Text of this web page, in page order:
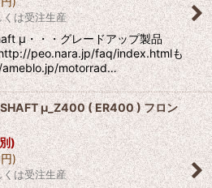
は受注生産
μ・・・グレードアップ製品
peo.nara.jp/faq/index.htmlも
ameblo.jp/motorrad…
SHAFT μ_Z400 ( ER400 ) フロン
)
円)
は受注生産